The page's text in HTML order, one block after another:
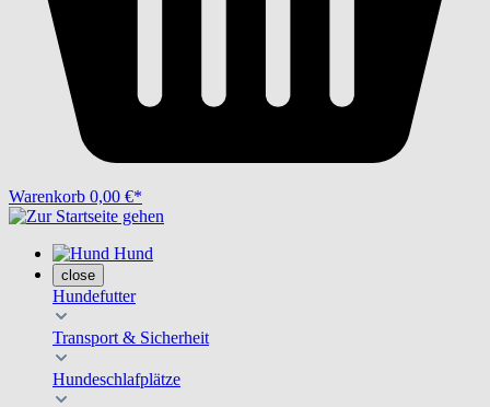
Warenkorb 0,00 €*
Hund
close
Hundefutter
Transport & Sicherheit
Hundeschlafplätze